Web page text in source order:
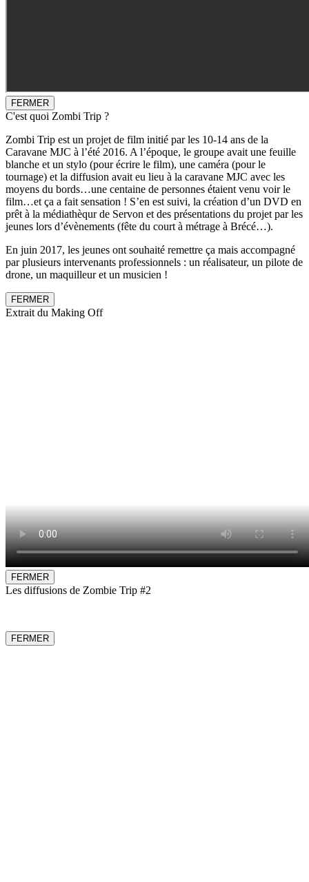
FERMER
C'est quoi Zombi Trip ?
Zombi Trip est un projet de film initié par les 10-14 ans de la
Caravane MJC à l’été 2016. A l’époque, le groupe avait une feuille
blanche et un stylo (pour écrire le film), une caméra (pour le
tournage) et la diffusion avait eu lieu à la caravane MJC avec les
moyens du bords…une centaine de personnes étaient venu voir le
film…et ça a fait sensation ! S’en est suivi, la création d’un DVD en
prêt à la médiathèqur de Servon et des présentations du projet par les
jeunes lors d’évènements (fête du court à métrage à Brécé…).
En juin 2017, les jeunes ont souhaité remettre ça mais accompagné
par plusieurs intervenants professionnels : un réalisateur, un pilote de
drone, un maquilleur et un musicien !
FERMER
Extrait du Making Off
FERMER
Les diffusions de Zombie Trip #2
FERMER